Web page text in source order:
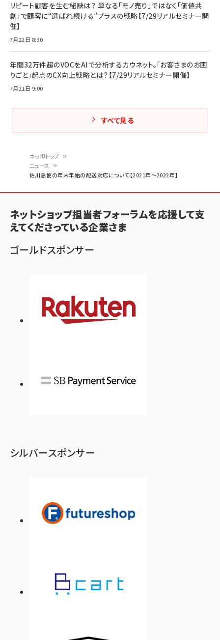
ン
く
ず
ネッ担トップ
ニュース
佐川急便の年末年始の配送対応について【2021年～2022年】
リピート顧客を生む秘訣は？ 単なる「モノ売り」ではなく「価値共
創」で顧客に“選ばれ続ける”プラスの戦略【7/29リアルセミナー開
催】
7月22日 8:30
年間32万件超のVOCをAIで分析するカウネット。「お客さまのお困
りごと」起点のCX向上戦略とは？【7/29リアルセミナー開催】
7月21日 9:00
すべて見る
ネットショップ担当者フォーラムを応援して支
えてくださっている企業さま
ゴールドスポンサー
シルバースポンサー